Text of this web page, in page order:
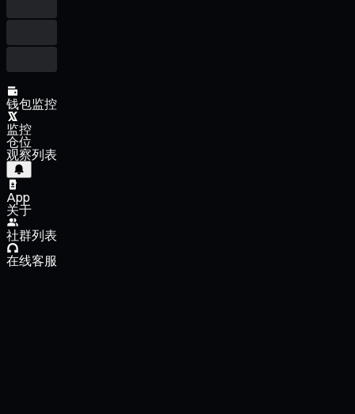
钱包监控
监控
仓位
观察列表
App
关于
社群列表
在线客服